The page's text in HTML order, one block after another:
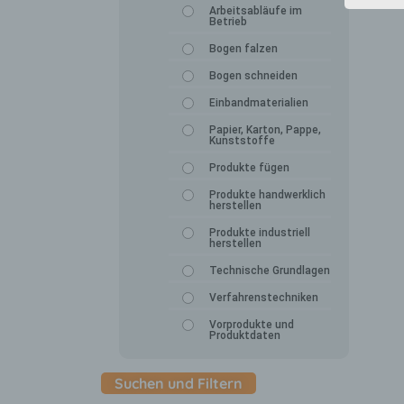
Arbeitsabläufe im
Betrieb
Bogen falzen
Bogen schneiden
Einbandmaterialien
Papier, Karton, Pappe,
Kunststoffe
Produkte fügen
Produkte handwerklich
herstellen
Produkte industriell
herstellen
Technische Grundlagen
Verfahrenstechniken
Vorprodukte und
Produktdaten